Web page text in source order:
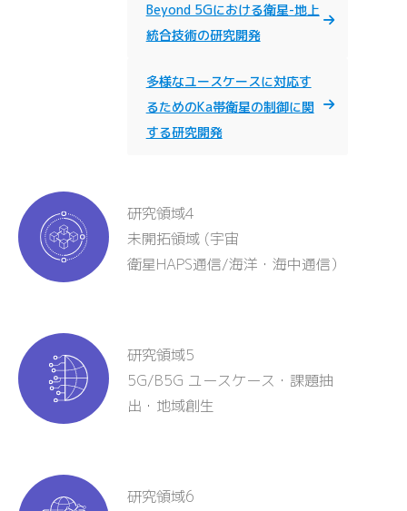
Beyond 5Gにおける衛星-地上
統合技術の研究開発
多様なユースケースに対応す
るためのKa帯衛星の制御に関
する研究開発
研究領域4
未開拓領域 (宇宙
衛星HAPS通信/海洋・海中通信）
研究領域5
5G/B5G ユースケース・課題抽
出・地域創生
研究領域6